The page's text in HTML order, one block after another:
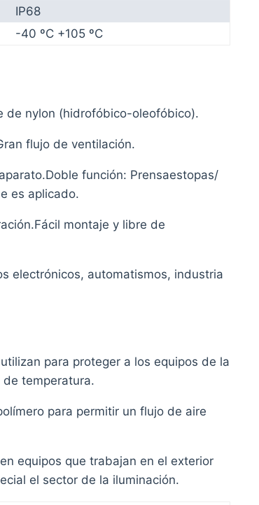
IP68
-40 ºC +105 ºC
de nylon (hidrofóbico-oleofóbico).
flujo de ventilación.
función: Prensaestopas/
es aplicado.
montaje y libre de
electrónicos, automatismos, industria
para proteger a los equipos de la
temperatura.
para permitir un flujo de aire
equipos que trabajan en el exterior
el sector de la iluminación.